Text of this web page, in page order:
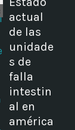
actual
de las
unidade
s de
falla
intestin
al en
américa